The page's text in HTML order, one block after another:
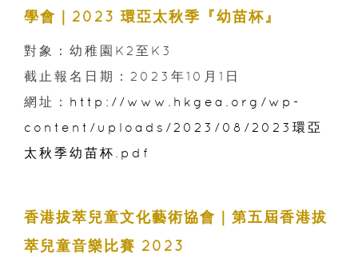
學會｜2023 環亞太秋季『幼苗杯』
對象：幼稚園K2至K3
截止報名日期：2023年10月1日
網址： http://www.hkgea.org/wp-
content/uploads/2023/08/2023環亞
太秋季幼苗杯.pdf
香港拔萃兒童文化藝術協會｜第五屆香港拔
萃兒童音樂比賽 2023